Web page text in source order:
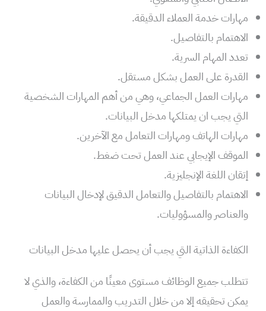
مهارات خدمة العملاء الدقيقة.
الاهتمام بالتفاصيل.
تعدد المهام السرية.
القدرة على العمل بشكل مستقل.
مهارات العمل الجماعي، وهي من أهم المهارات الشخصية
التي يجب ان يمتلكها مدخل البيانات.
مهارات الهاتف ومهارات التعامل مع الآخرين.
الموقف الإيجابي عند العمل تحت ضغط.
إتقان اللغة الإنجليزية.
الاهتمام بالتفاصيل والتعامل الدقيق لإدخال البيانات
والعناصر والمسؤوليات.
الكفاءة الذاتية التي يجب أن يحصل عليها مدخل البيانات
تتطلب جميع الوظائف مستوى معينًا من الكفاءة، والذي لا
يمكن تحقيقه إلا من خلال التدريب والممارسة والعمل